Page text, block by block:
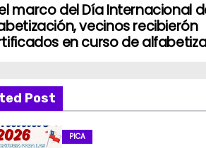
marco del Día Internacional
vecinos recibierón
en curso de
Post
PICA